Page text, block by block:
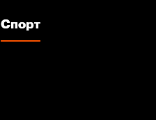
Спорт
Спорт